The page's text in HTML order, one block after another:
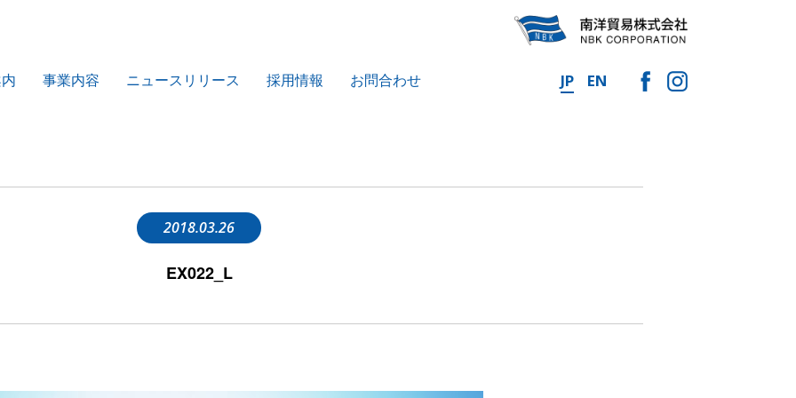
事業内容 ニュースリリース 採用情報 お問合わせ JP EN
2018.03.26
EX022_L